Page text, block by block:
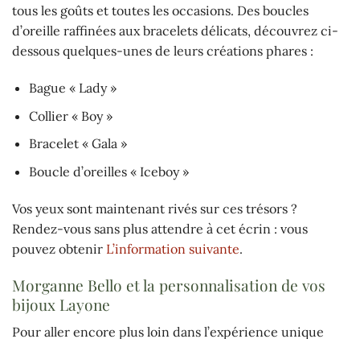
tous les goûts et toutes les occasions. Des boucles
d’oreille raffinées aux bracelets délicats, découvrez ci-
dessous quelques-unes de leurs créations phares :
Bague « Lady »
Collier « Boy »
Bracelet « Gala »
Boucle d’oreilles « Iceboy »
Vos yeux sont maintenant rivés sur ces trésors ?
Rendez-vous sans plus attendre à cet écrin : vous
pouvez obtenir L’information suivante.
Morganne Bello et la personnalisation de vos
bijoux Layone
Pour aller encore plus loin dans l’expérience unique